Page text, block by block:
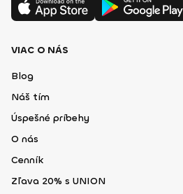
VIAC O NÁS
Blog
Náš tím
Úspešné príbehy
O nás
Cenník
Zľava 20% s UNION